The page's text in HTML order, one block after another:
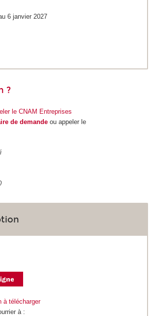
6 janvier 2027
?
le CNAM Entreprises
de demandeou appeler le
à télécharger
à :